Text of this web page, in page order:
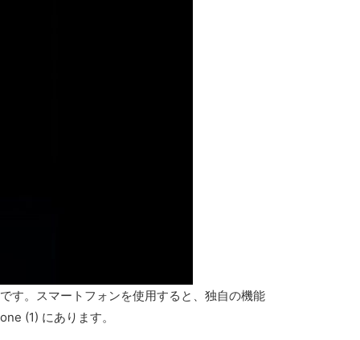
す。スマートフォンを使用すると、独自の機能
(1) にあります。